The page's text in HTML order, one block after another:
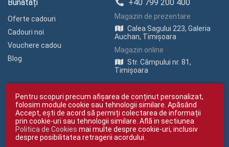
Bunătăți
Oferte cadouri
Cadouri noi
Vouchere cadou
Blog
+40 799 200 400
Magazin de prezentare
Calea Sagului 223, Galeria
Auchan, Timișoara
Magazin online
Str. Câmpului nr. 81,
Timișoara
Copyright © giftexpress.ro | Toate drepturile rezervate
giftexpress.ro aparține de Fun Design SRL (CUI RO 15651694, Nr. Reg. Com.
Pentru scopuri precum afișarea de conținut personalizat,
folosim module cookie sau tehnologii similare. Apăsând
Accept, ești de acord să permiți colectarea de informații
prin cookie-uri sau tehnologii similare. Află in sectiunea
Politica de Cookies mai multe despre cookie-uri, inclusiv
despre posibilitatea retragerii acordului.